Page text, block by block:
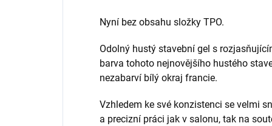
Nyní bez obsahu složky TPO.
Odolný hustý stavební gel s
barva tohoto nejnovějšího hustého
nezabarví bílý okraj francie.
Vzhledem ke své konzistenci se velmi
a precizní práci jak v salonu, tak na